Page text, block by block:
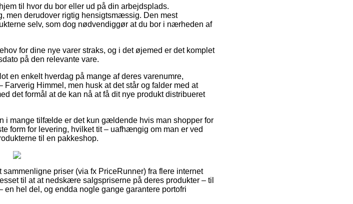
til hvor du bor eller ud på din arbejdsplads.
men derudover rigtig hensigtsmæssig. Den mest
selv, som dog nødvendiggør at du bor i nærheden af
for dine nye varer straks, og i det øjemed er det komplet
på den relevante vare.
en enkelt hverdag på mange af deres varenumre,
Himmel, men husk at det står og falder med at
det formål at de kan nå at få dit nye produkt distribueret
i mange tilfælde er det kun gældende hvis man shopper for
form for levering, hvilket tit – uafhængig om man er ved
til en pakkeshop.
priser (via fx PriceRunner) fra flere internet
til at at nedskære salgspriserne på deres produkter – til
hel del, og endda nogle gange garantere portofri